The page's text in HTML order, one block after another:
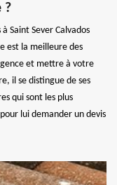
?
Saint Sever Calvados
est la meilleure des
et mettre à votre
il se distingue de ses
qui sont les plus
lui demander un devis